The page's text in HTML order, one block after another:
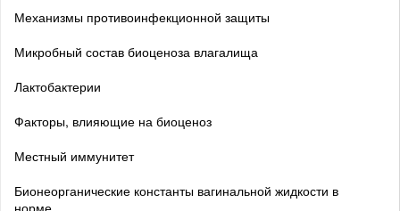
Механизмы противоинфекционной защиты
Микробный состав биоценоза влагалища
Лактобактерии
Факторы, влияющие на биоценоз
Местный иммунитет
Бионеорганические константы вагинальной жидкости в